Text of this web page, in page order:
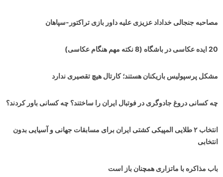
مصاحبه جنجالی خداداد عزیزی علیه داور بازی تراکتور-سپاهان
20 ایده عکاسی در باشگاه (8 نکته مهم هنگام عکاسی)
مشکل پرسپولیس بازیکنان هستند؛ کارتال هیچ تقصیری ندارد
چه کسانی دروغ جادوگری در فوتبال ایران را ساختند؟ چه کسانی باور کردند؟
انتخاب ۲ طلایی المپیکی کشتی ایران برای مسابقات جهانی و آسیایی بدون
انتخابی
باب مذاکره با ماتزاری همچنان باز است